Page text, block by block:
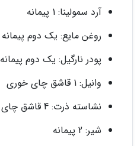
آرد سمولینا: 1 پیمانه
روغن مایع: یک دوم پیمانه
پودر نارگیل: یک دوم پیمانه
وانیل: 1 قاشق چای خوری
نشاسته ذرت: 4 قاشق چای خوری
شیر: 2 پیمانه